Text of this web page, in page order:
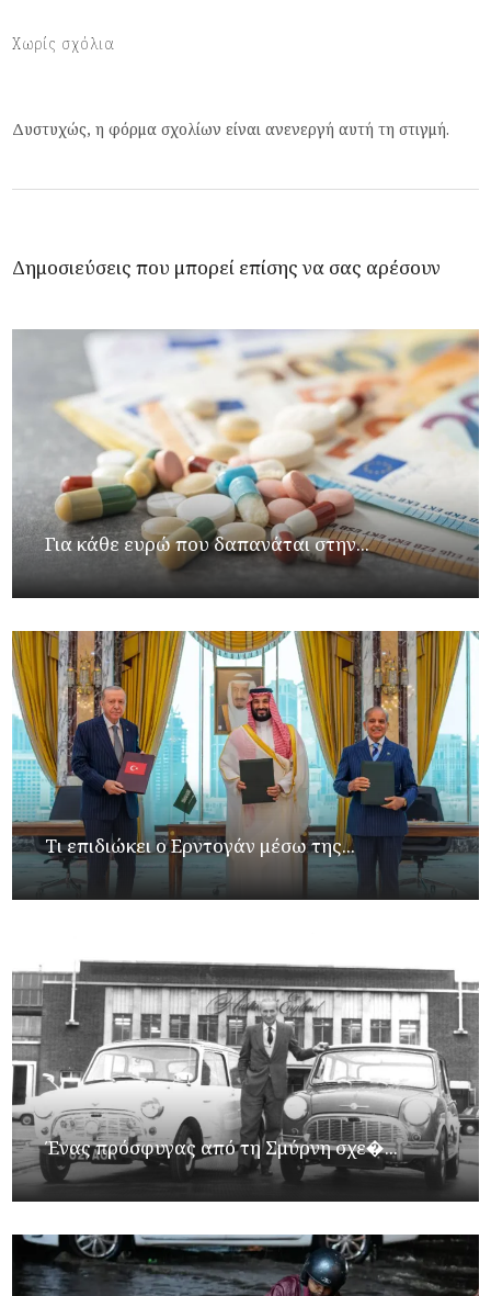
Χωρίς σχόλια
Δυστυχώς, η φόρμα σχολίων είναι ανενεργή αυτή τη στιγμή.
Δημοσιεύσεις που μπορεί επίσης να σας αρέσουν
Για κάθε ευρώ που δαπανάται στην...
Τι επιδιώκει ο Ερντογάν μέσω της...
Ένας πρόσφυγας από τη Σμύρνη σχε�...